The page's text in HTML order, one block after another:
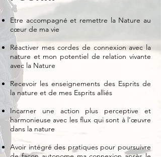
Etre accompagné et remettre la Nature au
cœur de ma vie
Réactiver mes cordes de connexion avec la
nature et mon potentiel de relation vivante
avec la Nature
Recevoir les enseignements des Esprits de
la nature et de mes Esprits alliés
Incarner une action plus perceptive et
harmonieuse avec les flux qui sont à l’œuvre
dans la nature
Avoir intégré des pratiques pour poursuivre